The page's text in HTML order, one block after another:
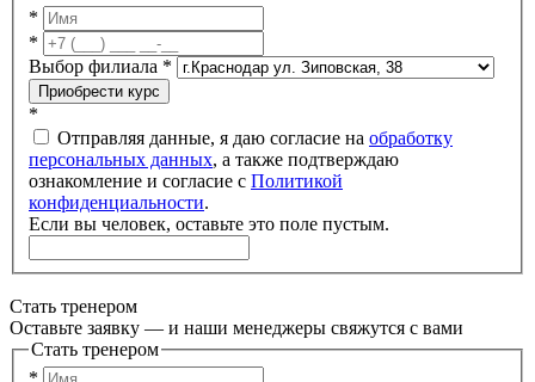
*
*
Выбор филиала *
Приобрести курс
*
Отправляя данные, я даю согласие на обработку
персональных данных, а также подтверждаю
ознакомление и согласие с Политикой
конфиденциальности.
Если вы человек, оставьте это поле пустым.
Стать тренером
Оставьте заявку — и наши менеджеры свяжутся с вами
Стать тренером